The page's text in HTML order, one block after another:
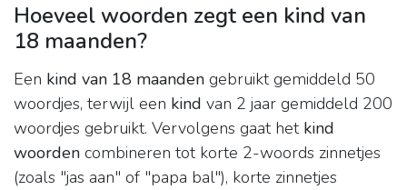
Hoeveel woorden zegt een kind van
18 maanden?
Een kind van 18 maanden gebruikt gemiddeld 50
woordjes, terwijl een kind van 2 jaar gemiddeld 200
woordjes gebruikt. Vervolgens gaat het kind
woorden combineren tot korte 2-woords zinnetjes
(zoals "jas aan" of "papa bal"), korte zinnetjes